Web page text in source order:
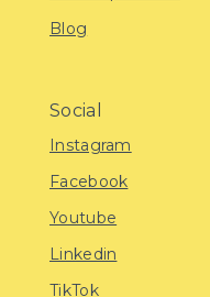
Blog
Social
Instagram
Facebook
Youtube
Linkedin
TikTok